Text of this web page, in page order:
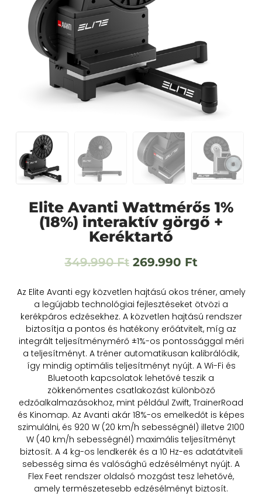
Elite Avanti Wattmérős 1%
(18%) interaktív görgő +
Keréktartó
349.990Ft 269.990 Ft
Az Elite Avanti egy közvetlen hajtású okos tréner, amely
a legújabb technológiai fejlesztéseket ötvözi a
kerékpáros edzésekhez. A közvetlen hajtású rendszer
biztosítja a pontos és hatékony erőátvitelt, míg az
integrált teljesítménymérő ±1%-os pontossággal méri
a teljesítményt. A tréner automatikusan kalibrálódik,
így mindig optimális teljesítményt nyújt. A Wi-Fi és
Bluetooth kapcsolatok lehetővé teszik a
zökkenőmentes csatlakozást különböző
edzőalkalmazásokhoz, mint például Zwift, TrainerRoad
és Kinomap. Az Avanti akár 18%-os emelkedőt is képes
szimulálni, és 920 W (20 km/h sebességnél) illetve 2100
W (40 km/h sebességnél) maximális teljesítményt
biztosít. A 4 kg-os lendkerék és a 10 Hz-es adatátviteli
sebesség sima és valósághű edzésélményt nyújt. A
Flex Feet rendszer oldalsó mozgást tesz lehetővé,
amely természetesebb edzésélményt biztosít.